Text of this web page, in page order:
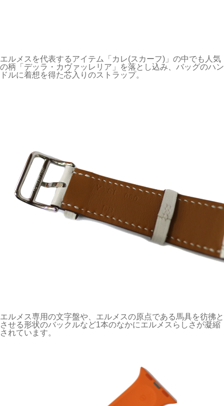
エルメスを代表するアイテム「カレ(スカーフ)」の中でも人気
の柄「デッラ・カヴァッレリア」を落とし込み、バッグのハン
ドルに着想を得た芯入りのストラップ。
エルメス専用の文字盤や、エルメスの原点である馬具を彷彿と
させる形状のバックルなど1本のなかにエルメスらしさが凝縮
されています。